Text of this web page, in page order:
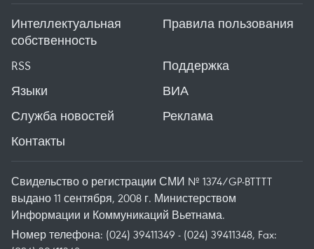
Интеллектуальная
собственность
Правила пользования
RSS
Поддержка
Языки
ВИА
Служба новостей
Реклама
Контакты
Свидельство о регистрации СМИ № 1374/GP-BTTTT
выдано 11 сентября, 2008 г. Министерством
Информации и Коммуникаций Вьетнама.
Номер телефона: (024) 39411349 - (024) 39411348, Fax: